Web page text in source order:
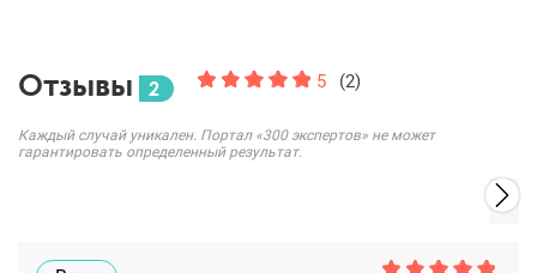
Отзывы 2 5 (2)
Каждый случай уникален. Портал «300 экспертов» не может
гарантировать определенный результат.